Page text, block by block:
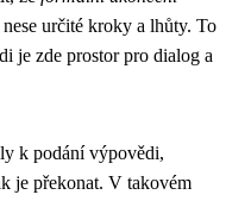
nese určité kroky a lhůty. To
je zde prostor pro dialog a
k podání výpovědi,
je překonat. V takovém